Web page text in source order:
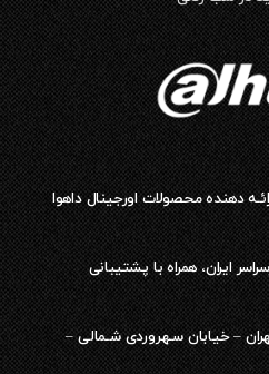
دهنده محصولات اورجینال داهوا
ایران، همراه با پشتیبانی
– خیابان سـهروردی شـمالی –